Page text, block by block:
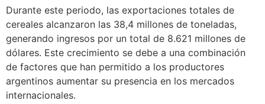
Durante este periodo, las exportaciones totales de
cereales alcanzaron las 38,4 millones de toneladas,
generando ingresos por un total de 8.621 millones de
dólares. Este crecimiento se debe a una combinación
de factores que han permitido a los productores
argentinos aumentar su presencia en los mercados
internacionales.